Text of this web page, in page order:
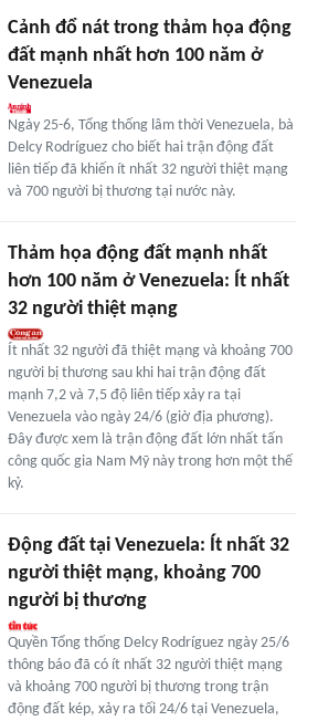
Cảnh đổ nát trong thảm họa động
đất mạnh nhất hơn 100 năm ở
Venezuela
Ngày 25-6, Tổng thống lâm thời Venezuela, bà
Delcy Rodríguez cho biết hai trận động đất
liên tiếp đã khiến ít nhất 32 người thiệt mạng
và 700 người bị thương tại nước này.
Thảm họa động đất mạnh nhất
hơn 100 năm ở Venezuela: Ít nhất
32 người thiệt mạng
Ít nhất 32 người đã thiệt mạng và khoảng 700
người bị thương sau khi hai trận động đất
mạnh 7,2 và 7,5 độ liên tiếp xảy ra tại
Venezuela vào ngày 24/6 (giờ địa phương).
Đây được xem là trận động đất lớn nhất tấn
công quốc gia Nam Mỹ này trong hơn một thế
kỷ.
Động đất tại Venezuela: Ít nhất 32
người thiệt mạng, khoảng 700
người bị thương
Quyền Tổng thống Delcy Rodríguez ngày 25/6
thông báo đã có ít nhất 32 người thiệt mạng
và khoảng 700 người bị thương trong trận
động đất kép, xảy ra tối 24/6 tại Venezuela,